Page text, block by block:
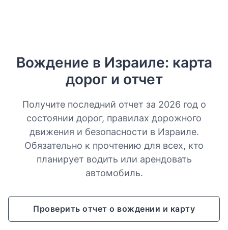
Вождение в Израиле: карта
дорог и отчет
Получите последний отчет за 2026 год о
состоянии дорог, правилах дорожного
движения и безопасности в Израиле.
Обязательно к прочтению для всех, кто
планирует водить или арендовать
автомобиль.
Проверить отчет о вождении и карту